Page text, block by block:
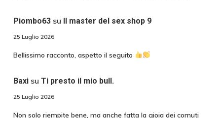
Piombo63su Il master del sex shop 9
25 Luglio 2026
Bellissimo racconto, aspetto il seguito
Baxisu Ti presto il mio bull.
25 Luglio 2026
Non solo riempite bene, ma anche fatta la gioia dei cornuti